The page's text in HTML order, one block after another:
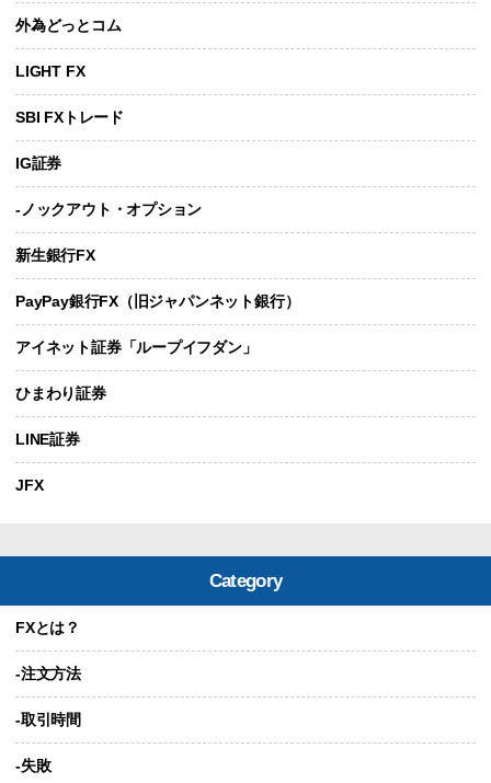
外為どっとコム
LIGHT FX
SBI FXトレード
IG証券
-ノックアウト・オプション
新生銀行FX
PayPay銀行FX（旧ジャパンネット銀行）
アイネット証券「ループイフダン」
ひまわり証券
LINE証券
JFX
Category
FXとは？
-注文方法
-取引時間
-失敗